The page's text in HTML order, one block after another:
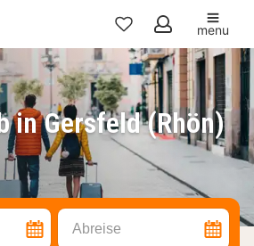
Meine
Favoriten
menu
in Gersfeld (Rhön)
Abreise